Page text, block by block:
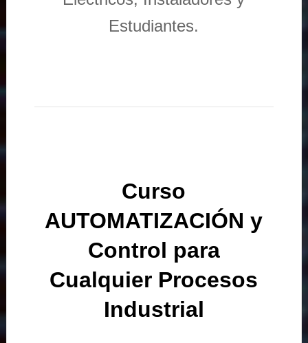
Estudiantes.
Curso
AUTOMATIZACIÓN y
Control para
Cualquier Procesos
Industrial